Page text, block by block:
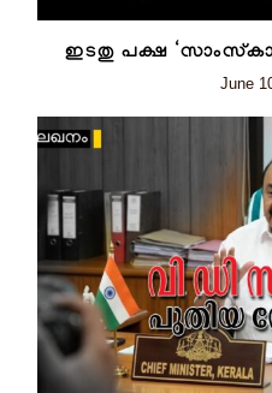
ഇടതു പക്ഷ
June